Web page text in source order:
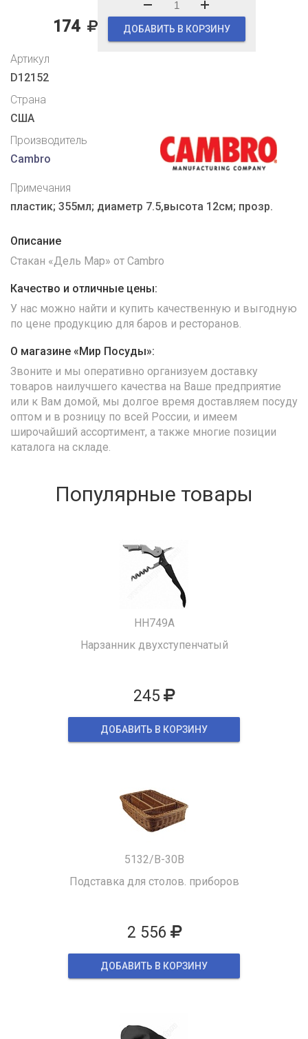
174 ДОБАВИТЬ В КОРЗИНУ
Артикул
D12152
Страна
США
Производитель
Cambro
Примечания
пластик; 355мл; диаметр 7.5,высота 12см; прозр.
Описание
Стакан «Дель Мар» от Cambro
Качество и отличные цены:
У нас можно найти и купить качественную и выгодную
по цене продукцию для баров и ресторанов.
О магазине «Мир Посуды»:
Звоните и мы оперативно организуем доставку
товаров наилучшего качества на Ваше предприятие
или к Вам домой, мы долгое время доставляем посуду
оптом и в розницу по всей России, и имеем
широчайший ассортимент, а также многие позиции
каталога на складе.
Популярные товары
HH749A
Нарзанник двухступенчатый
245
ДОБАВИТЬ В КОРЗИНУ
5132/B-30B
Подставка для столов. приборов
2 556
ДОБАВИТЬ В КОРЗИНУ